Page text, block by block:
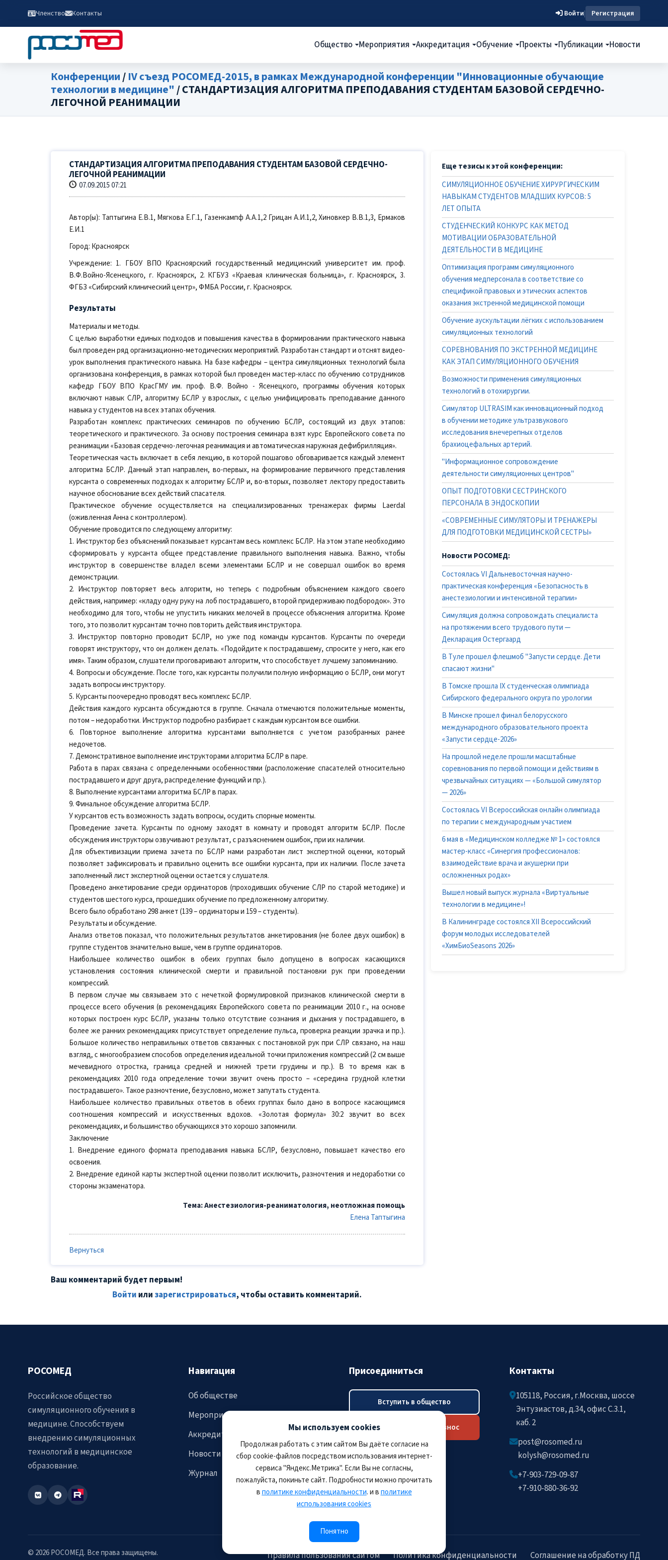
Членство Контакты Войти| Регистрация
Общество Мероприятия Аккредитация Обучение Проекты Публикации Новости
Мы используем cookies
Продолжая работать с этим сайтом Вы даёте согласие на
сбор cookie-файлов посредством использования интернет-
сервиса "Яндекс.Метрика". Если Вы не согласны,
пожалуйста, покиньте сайт. Подробности можно прочитать
вполитике конфиденциальности. и вполитике
использования cookies
Понятно
Конференции/IV съезд РОСОМЕД-2015, в рамках Международной конференции "Инновационные обучающие
технологии в медицине"/ СТАНДАРТИЗАЦИЯ АЛГОРИТМА ПРЕПОДАВАНИЯ СТУДЕНТАМ БАЗОВОЙ СЕРДЕЧНО-
ЛЕГОЧНОЙ РЕАНИМАЦИИ
СТАНДАРТИЗАЦИЯ АЛГОРИТМА ПРЕПОДАВАНИЯ СТУДЕНТАМ БАЗОВОЙ СЕРДЕЧНО-
ЛЕГОЧНОЙ РЕАНИМАЦИИ
07.09.2015 07:21
Автор(ы): Таптыгина Е.В.1, Мягкова Е.Г.1, Газенкампф А.А.1,2 Грицан А.И.1,2, Хиновкер В.В.1,3, Ермаков
Е.И.1
Город: Красноярск
Учреждение: 1. ГБОУ ВПО Красноярский государственный медицинский университет им. проф.
В.Ф.Войно-Ясенецкого, г. Красноярск, 2. КГБУЗ «Краевая клиническая больница», г. Красноярск, 3.
ФГБЗ «Сибирский клинический центр», ФМБА России, г. Красноярск.
Результаты
Материалы и методы.
С целью выработки единых подходов и повышения качества в формировании практического навыка
был проведен ряд организационно-методических мероприятий. Разработан стандарт и отснят видео-
урок выполнения практического навыка. На базе кафедры – центра симуляционных технологий была
организована конференция, в рамках которой был проведен мастер-класс по обучению сотрудников
кафедр ГБОУ ВПО КрасГМУ им. проф. В.Ф. Войно - Ясенецкого, программы обучения которых
включают навык СЛР, алгоритму БСЛР у взрослых, с целью унифицировать преподавание данного
навыка у студентов на всех этапах обучения.
Разработан комплекс практических семинаров по обучению БСЛР, состоящий из двух этапов:
теоретического и практического. За основу построения семинара взят курс Европейского совета по
реанимации «Базовая сердечно-легочная реанимация и автоматическая наружная дефибрилляция».
Теоретическая часть включает в себя лекцию, в которой пошагово обговаривается каждый элемент
алгоритма БСЛР. Данный этап направлен, во-первых, на формирование первичного представления
курсанта о современных подходах к алгоритму БСЛР и, во-вторых, позволяет лектору предоставить
научное обоснование всех действий спасателя.
Практическое обучение осуществляется на специализированных тренажерах фирмы Laerdal
(оживленная Анна с контроллером).
Обучение проводится по следующему алгоритму:
1. Инструктор без объяснений показывает курсантам весь комплекс БСЛР. На этом этапе необходимо
сформировать у курсанта общее представление правильного выполнения навыка. Важно, чтобы
инструктор в совершенстве владел всеми элементами БСЛР и не совершал ошибок во время
демонстрации.
2. Инструктор повторяет весь алгоритм, но теперь с подробным объяснением каждого своего
действия, например: «кладу одну руку на лоб пострадавшего, второй придерживаю подбородок». Это
необходимо для того, чтобы не упустить никаких мелочей в процессе объяснения алгоритма. Кроме
того, это позволит курсантам точно повторить действия инструктора.
3. Инструктор повторно проводит БСЛР, но уже под команды курсантов. Курсанты по очереди
говорят инструктору, что он должен делать. «Подойдите к пострадавшему, спросите у него, как его
имя». Таким образом, слушатели проговаривают алгоритм, что способствует лучшему запоминанию.
4. Вопросы и обсуждение. После того, как курсанты получили полную информацию о БСЛР, они могут
задать вопросы инструктору.
5. Курсанты поочередно проводят весь комплекс БСЛР.
Действия каждого курсанта обсуждаются в группе. Сначала отмечаются положительные моменты,
потом – недоработки. Инструктор подробно разбирает с каждым курсантом все ошибки.
6. Повторное выполнение алгоритма курсантами выполняется с учетом разобранных ранее
недочетов.
7. Демонстративное выполнение инструкторами алгоритма БСЛР в паре.
Работа в парах связана с определенными особенностями (расположение спасателей относительно
пострадавшего и друг друга, распределение функций и пр.).
8. Выполнение курсантами алгоритма БСЛР в парах.
9. Финальное обсуждение алгоритма БСЛР.
У курсантов есть возможность задать вопросы, осудить спорные моменты.
Проведение зачета. Курсанты по одному заходят в комнату и проводят алгоритм БСЛР. После
обсуждения инструкторы озвучивают результат, с разъяснением ошибок, при их наличии.
Для объективизации приема зачета по БСЛР нами разработан лист экспертной оценки, который
позволяет зафиксировать и правильно оценить все ошибки курсанта, при их наличии. После зачета
заполненный лист экспертной оценки остается у слушателя.
Проведено анкетирование среди ординаторов (проходивших обучение СЛР по старой методике) и
студентов шестого курса, прошедших обучение по предложенному алгоритму.
Всего было обработано 298 анкет (139 – ординаторы и 159 – студенты).
Результаты и обсуждение.
Анализ ответов показал, что положительных результатов анкетирования (не более двух ошибок) в
группе студентов значительно выше, чем в группе ординаторов.
Наибольшее количество ошибок в обеих группах было допущено в вопросах касающихся
установления состояния клинической смерти и правильной постановки рук при проведении
компрессий.
В первом случае мы связываем это с нечеткой формулировкой признаков клинической смерти в
процессе всего обучения (в рекомендациях Европейского совета по реанимации 2010 г., на основе
которых построен курс БСЛР, указаны только отсутствие сознания и дыхания у пострадавшего, в
более же ранних рекомендациях присутствует определение пульса, проверка реакции зрачка и пр.).
Большое количество неправильных ответов связанных с постановкой рук при СЛР связано, на наш
взгляд, с многообразием способов определения идеальной точки приложения компрессий (2 см выше
мечевидного отростка, граница средней и нижней трети грудины и пр.). В то время как в
рекомендациях 2010 года определение точки звучит очень просто – «середина грудной клетки
пострадавшего». Такое разночтение, безусловно, может запутать студента.
Наибольшее количество правильных ответов в обеих группах было дано в вопросе касающимся
соотношения компрессий и искусственных вдохов. «Золотая формула» 30:2 звучит во всех
рекомендациях, и большинство обучающихся это хорошо запомнили.
Заключение
1. Внедрение единого формата преподавания навыка БСЛР, безусловно, повышает качество его
освоения.
2. Внедрение единой карты экспертной оценки позволит исключить, разночтения и недоработки со
стороны экзаменатора.
Тема: Анестезиология-реаниматология, неотложная помощь
Елена Таптыгина
Вернуться
Ваш комментарий будет первым!
Войти илизарегистрироваться, чтобы оставить комментарий.
Еще тезисы к этой конференции:
СИМУЛЯЦИОННОЕ ОБУЧЕНИЕ ХИРУРГИЧЕСКИМ
НАВЫКАМ СТУДЕНТОВ МЛАДШИХ КУРСОВ: 5
ЛЕТ ОПЫТА
СТУДЕНЧЕСКИЙ КОНКУРС КАК МЕТОД
МОТИВАЦИИ ОБРАЗОВАТЕЛЬНОЙ
ДЕЯТЕЛЬНОСТИ В МЕДИЦИНЕ
Оптимизация программ симуляционного
обучения медперсонала в соответствие со
спецификой правовых и этических аспектов
оказания экстренной медицинской помощи
Обучение аускультации лёгких с использованием
симуляционных технологий
СОРЕВНОВАНИЯ ПО ЭКСТРЕННОЙ МЕДИЦИНЕ
КАК ЭТАП СИМУЛЯЦИОННОГО ОБУЧЕНИЯ
Возможности применения симуляционных
технологий в отохирургии.
Симулятор ULTRASIM как инновационный подход
в обучении методике ультразвукового
исследования внечерепных отделов
брахиоцефальных артерий.
"Информационное сопровождение
деятельности симуляционных центров"
ОПЫТ ПОДГОТОВКИ СЕСТРИНСКОГО
ПЕРСОНАЛА В ЭНДОСКОПИИ
«СОВРЕМЕННЫЕ СИМУЛЯТОРЫ И ТРЕНАЖЕРЫ
ДЛЯ ПОДГОТОВКИ МЕДИЦИНСКОЙ СЕСТРЫ»
Новости РОСОМЕД:
Состоялась VI Дальневосточная научно-
практическая конференция «Безопасность в
анестезиологии и интенсивной терапии»
Симуляция должна сопровождать специалиста
на протяжении всего трудового пути —
Декларация Остергаард
В Туле прошел флешмоб "Запусти сердце. Дети
спасают жизни"
В Томске прошла IX студенческая олимпиада
Сибирского федерального округа по урологии
В Минске прошел финал белорусского
международного образовательного проекта
«Запусти сердце-2026»
На прошлой неделе прошли масштабные
соревнования по первой помощи и действиям в
чрезвычайных ситуациях — «Большой симулятор
— 2026»
Состоялась VI Всероссийская онлайн олимпиада
по терапии с международным участием
6 мая в «Медицинском колледже № 1» состоялся
мастер-класс «Синергия профессионалов:
взаимодействие врача и акушерки при
осложненных родах»
Вышел новый выпуск журнала «Виртуальные
технологии в медицине»!
В Калининграде состоялся XII Всероссийский
форум молодых исследователей
«ХимБиоSeasons 2026»
РОСОМЕД
Российское общество
симуляционного обучения в
медицине. Способствуем
внедрению симуляционных
технологий в медицинское
образование.
Навигация
Об обществе
Мероприятия
Аккредитация
Новости
Журнал
Присоединиться
Вступить в общество
Оплатить членский взнос
Контакты
105118, Россия, г.Москва, шоссе
Энтузиастов, д.34, офис C.3.1,
каб. 2
post@rosomed.ru
kolysh@rosomed.ru
+7-903-729-09-87
+7-910-880-36-92
© 2026 РОСОМЕД. Все права защищены. Правила пользования сайтом Политика конфиденциальности Соглашение на обработку ПД